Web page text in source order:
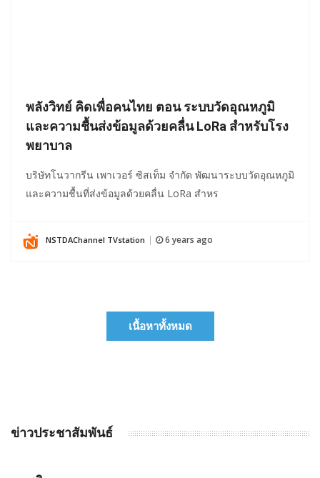
พลังวิทย์ คิดเพื่อคนไทย ตอน ระบบวัดอุณหภูมิ
และความชื้นส่งข้อมูลด้วยคลื่น LoRa สำหรับโรง
พยาบาล
บริษัทโนวากรีน เพาเวอร์ ซิสเท็ม จำกัด พัฒนาระบบวัดอุณหภูมิ
และความชื้นที่ส่งข้อมูลด้วยคลื่น LoRa สำหร
NSTDAChannel TVstation 6 years ago
เนื้อหาทั้งหมด
ข่าวประชาสัมพันธ์